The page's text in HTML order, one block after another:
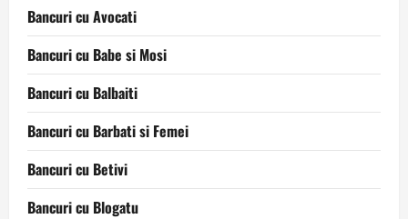
Bancuri cu Avocati
Bancuri cu Babe si Mosi
Bancuri cu Balbaiti
Bancuri cu Barbati si Femei
Bancuri cu Betivi
Bancuri cu Blogatu